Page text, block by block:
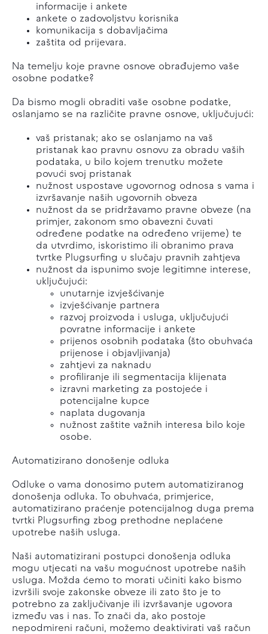
informacije i ankete
ankete o zadovoljstvu korisnika
komunikacija s dobavljačima
zaštita od prijevara.
Na temelju koje pravne osnove obrađujemo vaše
osobne podatke?
Da bismo mogli obraditi vaše osobne podatke,
oslanjamo se na različite pravne osnove, uključujući:
vaš pristanak; ako se oslanjamo na vaš
pristanak kao pravnu osnovu za obradu vaših
podataka, u bilo kojem trenutku možete
povući svoj pristanak
nužnost uspostave ugovornog odnosa s vama i
izvršavanje naših ugovornih obveza
nužnost da se pridržavamo pravne obveze (na
primjer, zakonom smo obavezni čuvati
određene podatke na određeno vrijeme) te
da utvrdimo, iskoristimo ili obranimo prava
tvrtke Plugsurfing u slučaju pravnih zahtjeva
nužnost da ispunimo svoje legitimne interese,
uključujući:
unutarnje izvješćivanje
izvješćivanje partnera
razvoj proizvoda i usluga, uključujući
povratne informacije i ankete
prijenos osobnih podataka (što obuhvaća
prijenose i objavljivanja)
zahtjevi za naknadu
profiliranje ili segmentacija klijenata
izravni marketing za postojeće i
potencijalne kupce
naplata dugovanja
nužnost zaštite važnih interesa bilo koje
osobe.
Automatizirano donošenje odluka
Odluke o vama donosimo putem automatiziranog
donošenja odluka. To obuhvaća, primjerice,
automatizirano praćenje potencijalnog duga prema
tvrtki Plugsurfing zbog prethodne neplaćene
upotrebe naših usluga.
Naši automatizirani postupci donošenja odluka
mogu utjecati na vašu mogućnost upotrebe naših
usluga. Možda ćemo to morati učiniti kako bismo
izvršili svoje zakonske obveze ili zato što je to
potrebno za zaključivanje ili izvršavanje ugovora
između vas i nas. To znači da, ako postoje
nepodmireni računi, možemo deaktivirati vaš račun